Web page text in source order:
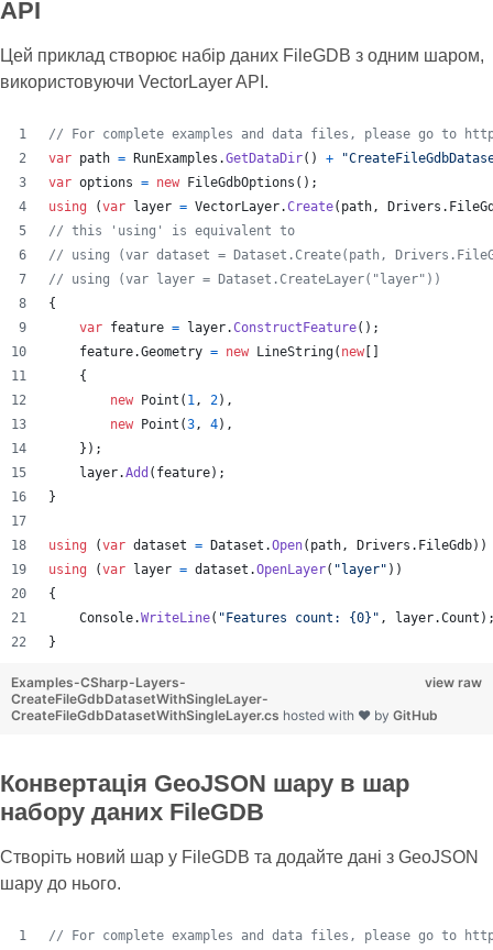
API
Цей приклад створює набір даних FileGDB з одним шаром,
використовуючи VectorLayer API.
// For complete examples and data files, please go to
var path = RunExamples .GetDataDir( ) +
var options = new FileGdbOptions ( ) ;
using
(var layer = VectorLayer.Create( path , Drivers .
// this 'using' is equivalent to
// using (var dataset = Dataset.Create(path,
// using (var layer = Dataset.CreateLayer("layer"))
{
var feature = layer.ConstructFeature( ) ;
feature.Geometry = new LineString( new [ ]
{
new Point ( 1 , 2) ,
new Point (3 , 4) ,
} ) ;
layer.Add ( feature) ;
}
using (var dataset = Dataset .Open( path , Drivers . FileGdb) )
using
(var layer = dataset .OpenLayer( "layer" ) )
{
Console.WriteLine( "Features count: {0}" , layer.Count )
}
view raw
Examples-CSharp-Layers-
CreateFileGdbDatasetWithSingleLayer-
CreateFileGdbDatasetWithSingleLayer.cs hosted with ❤ by GitHub
Конвертація GeoJSON шару в шар
набору даних FileGDB
Створіть новий шар у FileGDB та додайте дані з GeoJSON
шару до нього.
// For complete examples and data files, please go to